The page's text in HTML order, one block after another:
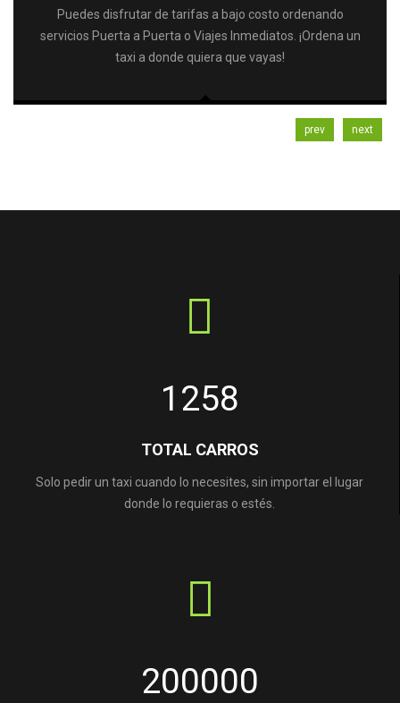
Puedes disfrutar de tarifas a bajo costo ordenando
servicios Puerta a Puerta o Viajes Inmediatos. ¡Ordena un
taxi a donde quiera que vayas!
prev next
1258
TOTAL CARROS
Solo pedir un taxi cuando lo necesites, sin importar el lugar
donde lo requieras o estés.
200000